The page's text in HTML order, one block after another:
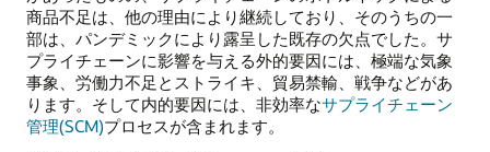
商品不足は、他の理由により継続しており、そのうちの一
部は、パンデミックにより露呈した既存の欠点でした。サ
プライチェーンに影響を与える外的要因には、極端な気象
事象、労働力不足とストライキ、貿易禁輸、戦争などがあ
ります。そして内的要因には、非効率なサプライチェーン
管理(SCM)プロセスが含まれます。